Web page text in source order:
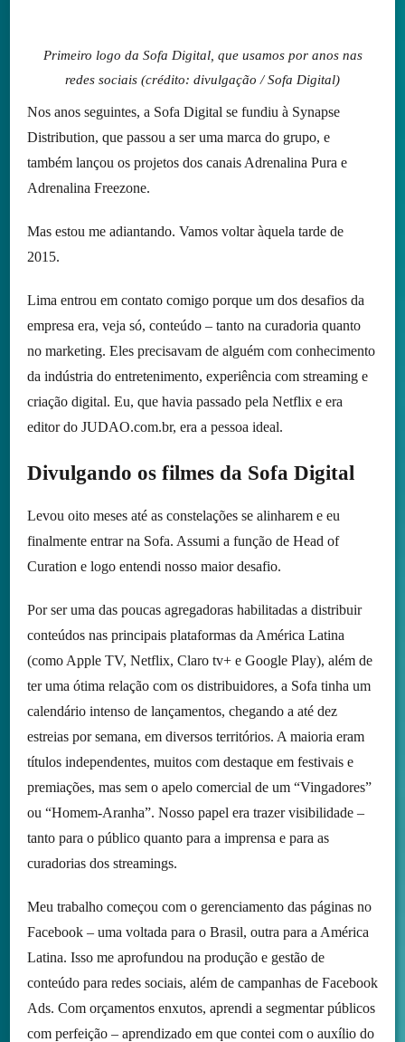
Primeiro logo da Sofa Digital, que usamos por anos nas
redes sociais (crédito: divulgação / Sofa Digital)
Nos anos seguintes, a Sofa Digital se fundiu à Synapse
Distribution, que passou a ser uma marca do grupo, e
também lançou os projetos dos canais Adrenalina Pura e
Adrenalina Freezone.
Mas estou me adiantando. Vamos voltar àquela tarde de
2015.
Lima entrou em contato comigo porque um dos desafios da
empresa era, veja só, conteúdo – tanto na curadoria quanto
no marketing. Eles precisavam de alguém com conhecimento
da indústria do entretenimento, experiência com streaming e
criação digital. Eu, que havia passado pela Netflix e era
editor do JUDAO.com.br, era a pessoa ideal.
Divulgando os filmes da Sofa Digital
Levou oito meses até as constelações se alinharem e eu
finalmente entrar na Sofa. Assumi a função de Head of
Curation e logo entendi nosso maior desafio.
Por ser uma das poucas agregadoras habilitadas a distribuir
conteúdos nas principais plataformas da América Latina
(como Apple TV, Netflix, Claro tv+ e Google Play), além de
ter uma ótima relação com os distribuidores, a Sofa tinha um
calendário intenso de lançamentos, chegando a até dez
estreias por semana, em diversos territórios. A maioria eram
títulos independentes, muitos com destaque em festivais e
premiações, mas sem o apelo comercial de um “Vingadores”
ou “Homem-Aranha”. Nosso papel era trazer visibilidade –
tanto para o público quanto para a imprensa e para as
curadorias dos streamings.
Meu trabalho começou com o gerenciamento das páginas no
Facebook – uma voltada para o Brasil, outra para a América
Latina. Isso me aprofundou na produção e gestão de
conteúdo para redes sociais, além de campanhas de Facebook
Ads. Com orçamentos enxutos, aprendi a segmentar públicos
com perfeição – aprendizado em que contei com o auxílio do